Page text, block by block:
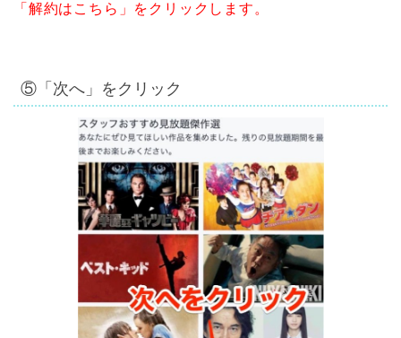
「解約はこちら」をクリックします。
⑤「次へ」をクリック